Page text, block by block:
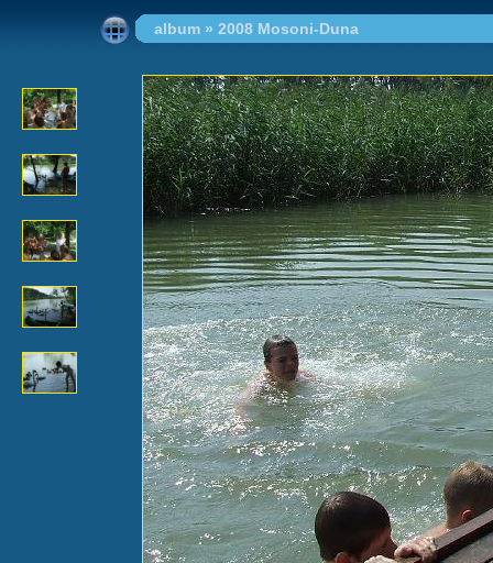
album » 2008 Mosoni-Duna